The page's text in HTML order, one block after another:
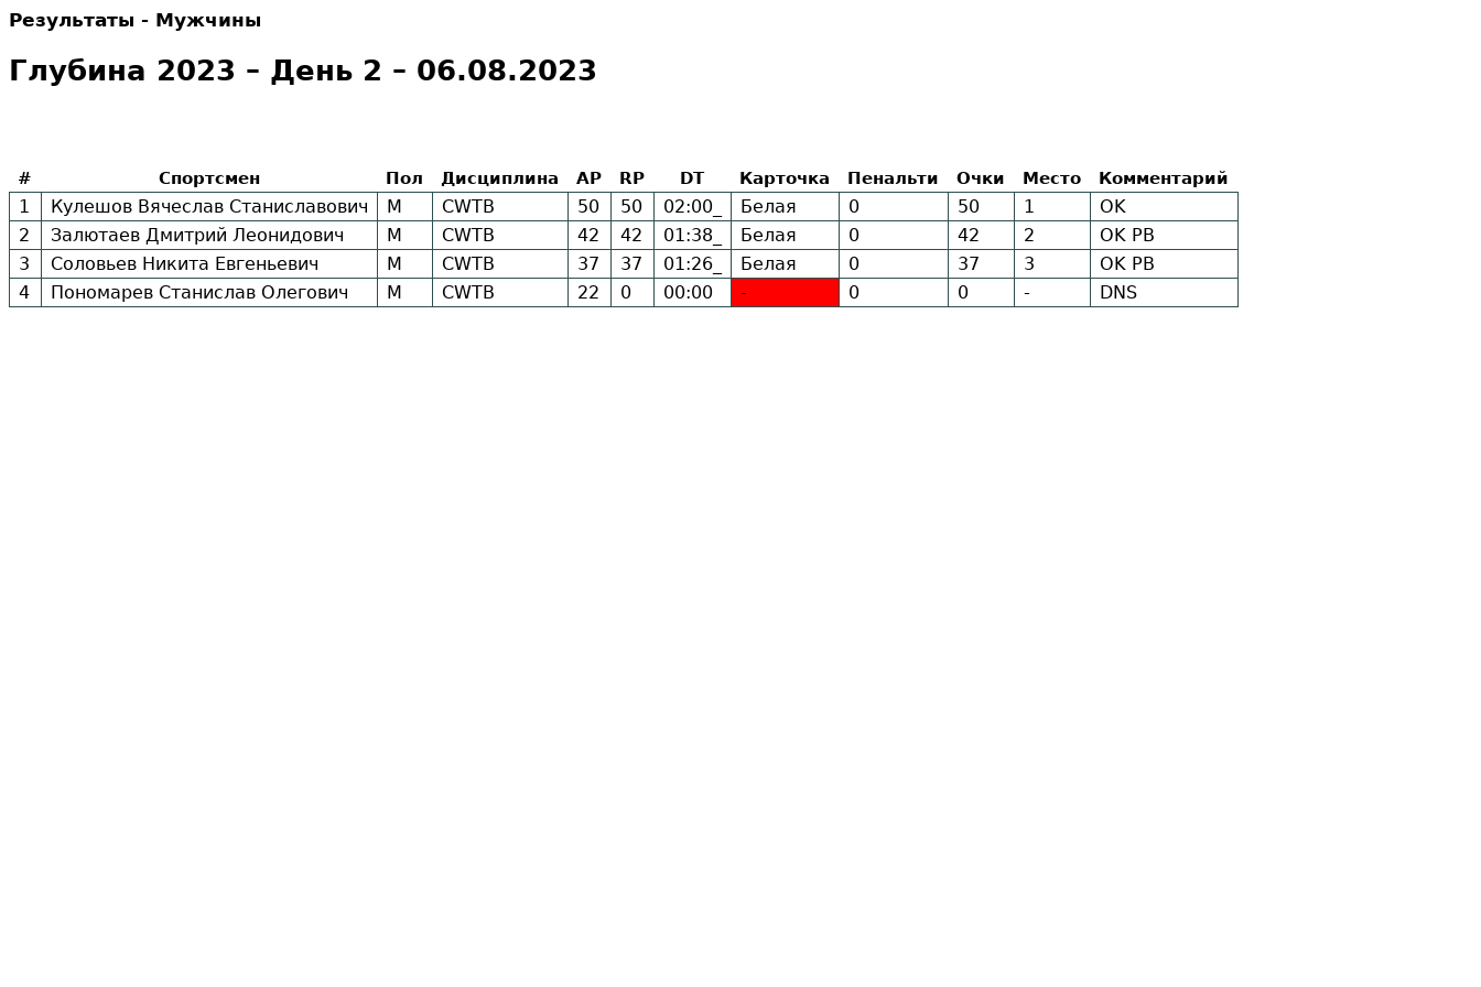
Результаты - Мужчины
Глубина 2023 – День 2 – 06.08.2023
# Спортсмен Пол Дисциплина AP RP DT Карточка Пенальти Очки Место Комментарий
1 Кулешов Вячеслав Станиславович М CWTB 50 50 02:00_ Белая 0 50 1
OK
2
Залютаев Дмитрий Леонидович М CWTB 42 42 01:38_ Белая 0 42 2 OK PB
3
Соловьев Никита Евгеньевич М CWTB 37 37 01:26_ Белая 0 37 3 OK PB
4
Пономарев Станислав Олегович М CWTB 22 0 00:00 - 0 0 - DNS